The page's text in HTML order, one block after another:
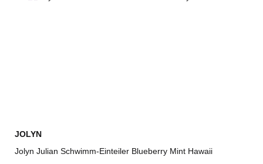
JOLYN
Jolyn Julian Schwimm-Einteiler Blueberry Mint Hawaii